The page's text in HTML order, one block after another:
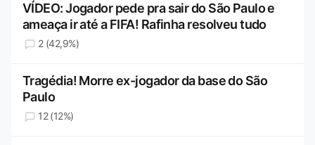
VÍDEO: Jogador pede pra sair do São Paulo e
ameaça ir até a FIFA! Rafinha resolveu tudo
2 (42,9%)
Tragédia! Morre ex-jogador da base do São
Paulo
12 (12%)